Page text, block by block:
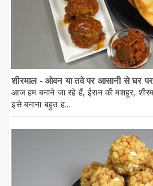
शीरमाल - ओवन या तवे पर आसानी से घर
आज हम बनाने जा रहे हैं, ईरान की मशहूर,
इसे बनाना बहुत ह...